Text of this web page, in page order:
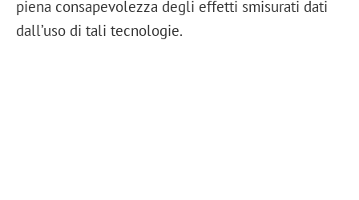
piena consapevolezza degli effetti smisurati dati
dall’uso di tali tecnologie.